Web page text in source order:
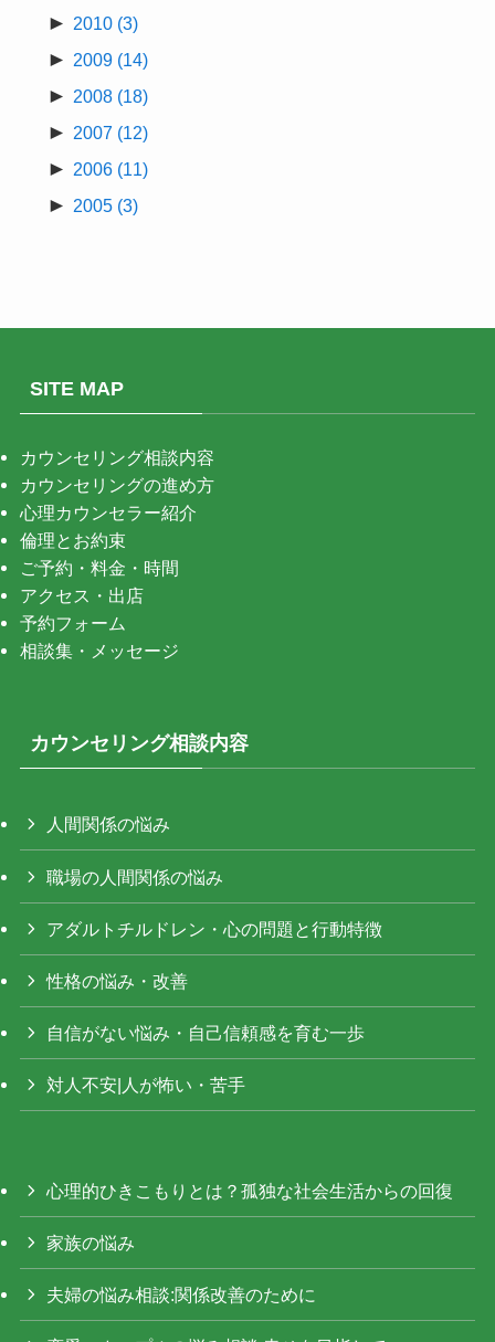
► 2010 (3)
► 2009 (14)
► 2008 (18)
► 2007 (12)
► 2006 (11)
► 2005 (3)
SITE MAP
カウンセリング相談内容
カウンセリングの進め方
心理カウンセラー紹介
倫理とお約束
ご予約・料金・時間
アクセス・出店
予約フォーム
相談集・メッセージ
カウンセリング相談内容
人間関係の悩み
職場の人間関係の悩み
アダルトチルドレン・心の問題と行動特徴
性格の悩み・改善
自信がない悩み・自己信頼感を育む一歩
対人不安|人が怖い・苦手
心理的ひきこもりとは？孤独な社会生活からの回復
家族の悩み
夫婦の悩み相談:関係改善のために